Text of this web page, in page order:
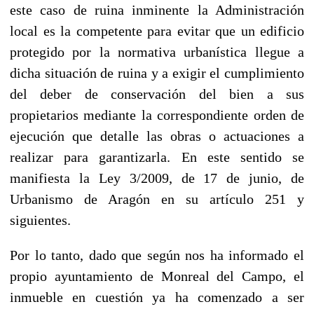
este caso de ruina inminente la Administración
local es la competente para evitar que un edificio
protegido por la normativa urbanística llegue a
dicha situación de ruina y a exigir el cumplimiento
del deber de conservación del bien a sus
propietarios mediante la correspondiente orden de
ejecución que detalle las obras o actuaciones a
realizar para garantizarla. En este sentido se
manifiesta la Ley 3/2009, de 17 de junio, de
Urbanismo de Aragón en su artículo 251 y
siguientes.
Por lo tanto, dado que según nos ha informado el
propio ayuntamiento de Monreal del Campo, el
inmueble en cuestión ya ha comenzado a ser